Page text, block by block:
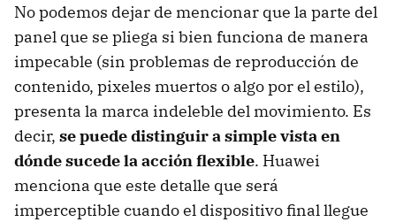
No podemos dejar de mencionar que la parte del
panel que se pliega si bien funciona de manera
impecable (sin problemas de reproducción de
contenido, pixeles muertos o algo por el estilo),
presenta la marca indeleble del movimiento. Es
decir, se puede distinguir a simple vista en
dónde sucede la acción flexible. Huawei
menciona que este detalle que será
imperceptible cuando el dispositivo final llegue